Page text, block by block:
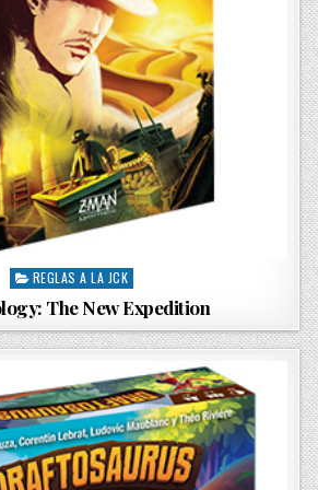
P
s
t
d
i
n
REGLAS A LA JCK
The New Expedition